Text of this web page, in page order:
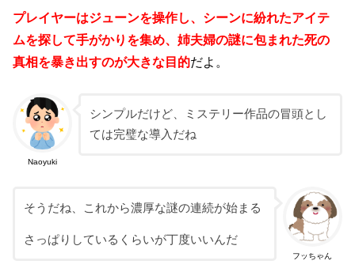
プレイヤーはジューンを操作し、シーンに紛れたアイテ
ムを探して手がかりを集め、姉夫婦の謎に包まれた死の
真相を暴き出すのが大きな目的だよ。
Naoyuki
シンプルだけど、ミステリー作品の冒頭とし
ては完璧な導入だね
フッちゃん
そうだね、これから濃厚な謎の連続が始まる
さっぱりしているくらいが丁度いいんだ